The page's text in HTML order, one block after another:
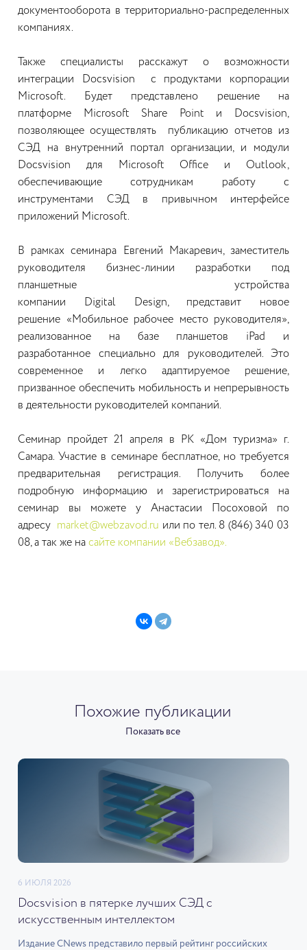
документооборота в территориально-распределенных
компаниях.
Также специалисты расскажут о возможности
интеграции Docsvision с продуктами корпорации
Microsoft. Будет представлено решение на
платформе Microsoft Share Point и Docsvision,
позволяющее осуществлять публикацию отчетов из
СЭД на внутренний портал организации, и модули
Docsvision для Microsoft Office и Outlook,
обеспечивающие сотрудникам работу с
инструментами СЭД в привычном интерфейсе
приложений Microsoft.
В рамках семинара Евгений Макаревич, заместитель
руководителя бизнес-линии разработки под
планшетные устройства
компании Digital Design, представит новое
решение «Мобильное рабочее место руководителя»,
реализованное на базе планшетов iPad и
разработанное специально для руководителей. Это
современное и легко адаптируемое решение,
призванное обеспечить мобильность и непрерывность
в деятельности руководителей компаний.
Семинар пройдет 21 апреля в РК «Дом туризма» г.
Самара. Участие в семинаре бесплатное, но требуется
предварительная регистрация. Получить более
подробную информацию и зарегистрироваться на
семинар вы можете у Анастасии Посоховой по
адресу market@webzavod.ru или по тел. 8 (846) 340 03
08, а так же на сайте компании «Вебзавод».
Похожие публикации
Показать все
6 ИЮЛЯ 2026
Docsvision в пятерке лучших СЭД с
искусственным интеллектом
Издание CNews представило первый рейтинг российских